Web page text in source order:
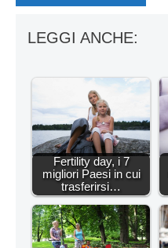
LEGGI ANCHE:
Fertility day, i 7
migliori Paesi in cui
trasferirsi…